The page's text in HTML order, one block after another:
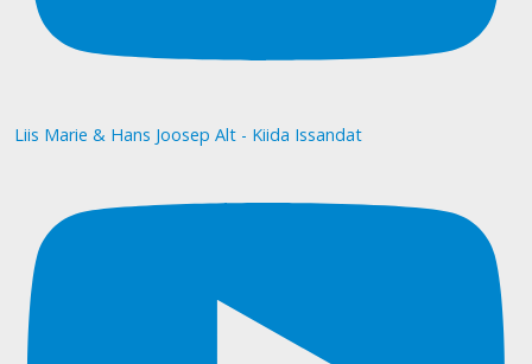
Liis Marie & Hans Joosep Alt - Kiida Issandat